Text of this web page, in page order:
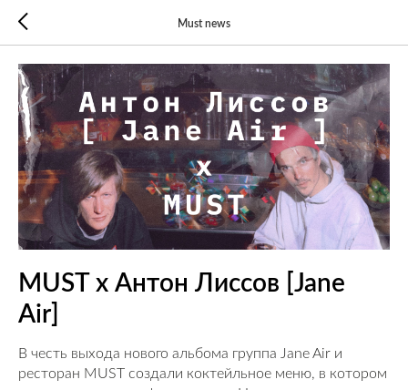
Must news
MUST x Антон Лиссов [Jane
Air]
В честь выхода нового альбома группа Jane Air и
ресторан MUST создали коктейльное меню, в котором